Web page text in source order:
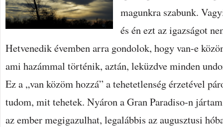
magunkra szabunk.
és én ezt az igazságot
Hetvenedik évemben arra gondolok, hogy van-e
ami hazámmal történik, aztán, leküzdve minden
Ez a „van közöm hozzá” a tehetetlenség érzetével
tudom, mit tehetek. Nyáron a Gran Paradiso-n
az ember megigazulhat, legalábbis az augusztusi